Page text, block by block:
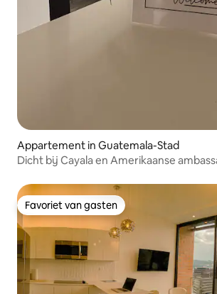
Appartement in Guatemala-Stad
Dicht bij Cayala en Amerikaanse
Favoriet van gasten
Favoriet van gasten